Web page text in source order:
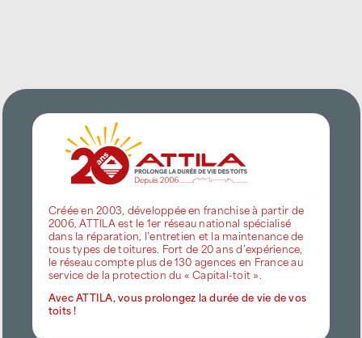
Créée en 2003, développée en franchise à partir de
2006, ATTILA est le 1er réseau national spécialisé
dans la réparation, l’entretien et la maintenance de
tous types de toitures. Fort de 20 ans d’expérience,
le réseau compte plus de 130 agences en France au
service de la protection du « Capital-toit ».
Avec ATTILA, vous prolongez la durée de vie de vos
toits !